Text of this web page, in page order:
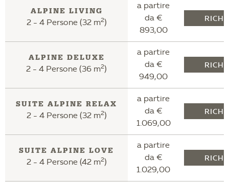
ALPINE LIVING
2 - 4 Persone (32 m2)
a partire
da €
893,00
ALPINE DELUXE
2 - 4 Persone (36 m2)
a partire
da €
949,00
SUITE ALPINE RELAX
2 - 4 Persone (32 m2)
a partire
da €
1.069,00
SUITE ALPINE LOVE
2 - 4 Persone (42 m2)
a partire
da €
1.029,00